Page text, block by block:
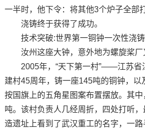
一半时，他下令：将其他3个炉子全部
浇铸终于获得了成功。
技术突破:世界第一铜钟一次性浇铸
汝州这座大钟，意外地为螺旋桨厂又
2005年，“天下第一村”——江苏省
建村45周年，铸一座145吨的铜钟，以
按国旗上的五角星图案布置摆放。其
吨。该村负责人几经周折，四处打听
造遗址上看到了武汉重工的名字，一路